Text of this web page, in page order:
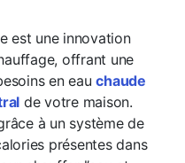
est une innovation
offrant une
en eauchaude
de votre maison.
à un système de
présentes dans